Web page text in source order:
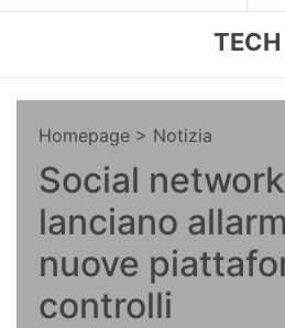
TECH
Homepage > Notizia
Social
lanciano
nuove
controlli